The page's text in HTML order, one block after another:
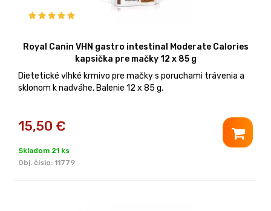
Royal Canin VHN gastro intestinal Moderate Calories
kapsička pre mačky 12 x 85 g
Dietetické vlhké krmivo pre mačky s poruchami trávenia a
sklonom k nadváhe. Balenie 12 x 85 g.
15,50 €
Skladom 21 ks
Obj. čislo: 11779